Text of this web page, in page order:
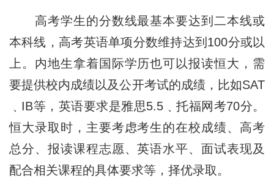
高考学生的分数线最基本要达到二本线或
本科线，高考英语单项分数维持达到100分或以
上。内地生拿着国际学历也可以报读恒大，需
要提供校内成绩以及公开考试的成绩，比如SAT
﹑IB等，英语要求是雅思5.5﹑托福网考70分。
恒大录取时，主要考虑考生的在校成绩、高考
总分、报读课程志愿、英语水平、面试表现及
配合相关课程的具体要求等，择优录取。